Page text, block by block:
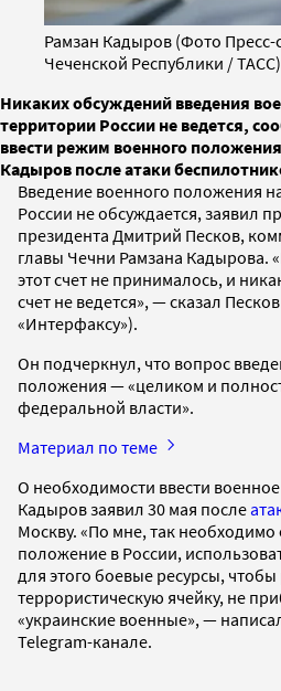
Рамзан Кадыров (Фото
Чеченской Республики / ТАСС)
Никаких обсуждений введения
территории России не ведется,
ввести режим военного
Кадыров после атаки
Введение военного положения
России не обсуждается, заявил
президента Дмитрий Песков,
главы Чечни Рамзана Кадырова.
этот счет не принималось, и
счет не ведется», — сказал
«Интерфаксу»).
Он подчеркнул, что вопрос
положения — «целиком и
федеральной власти».
Материал по теме
О необходимости ввести
Кадыров заявил 30 мая после
Москву. «По мне, так
положение в России,
для этого боевые ресурсы, чтобы
террористическую ячейку, не
«украинские военные», —
Telegram-канале.